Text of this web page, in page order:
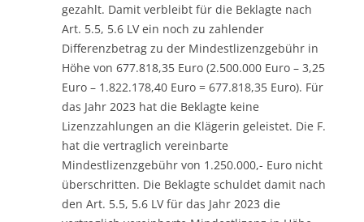
gezahlt. Damit verbleibt für die Beklagte nach
Art. 5.5, 5.6 LV ein noch zu zahlender
Differenzbetrag zu der Mindestlizenzgebühr in
Höhe von 677.818,35 Euro (2.500.000 Euro – 3,25
Euro – 1.822.178,40 Euro = 677.818,35 Euro). Für
das Jahr 2023 hat die Beklagte keine
Lizenzzahlungen an die Klägerin geleistet. Die F.
hat die vertraglich vereinbarte
Mindestlizenzgebühr von 1.250.000,- Euro nicht
überschritten. Die Beklagte schuldet damit nach
den Art. 5.5, 5.6 LV für das Jahr 2023 die